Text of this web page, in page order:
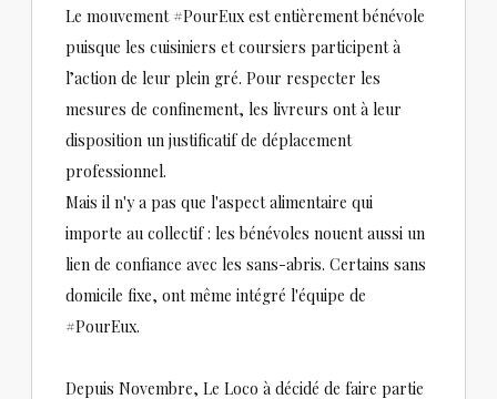
Le mouvement #PourEux est entièrement bénévole
puisque les cuisiniers et coursiers participent à
l’action de leur plein gré. Pour respecter les
mesures de confinement, les livreurs ont à leur
disposition un justificatif de déplacement
professionnel.
Mais il n'y a pas que l'aspect alimentaire qui
importe au collectif : les bénévoles nouent aussi un
lien de confiance avec les sans-abris. Certains sans
domicile fixe, ont même intégré l'équipe de
#PourEux.
Depuis Novembre, Le Loco à décidé de faire partie